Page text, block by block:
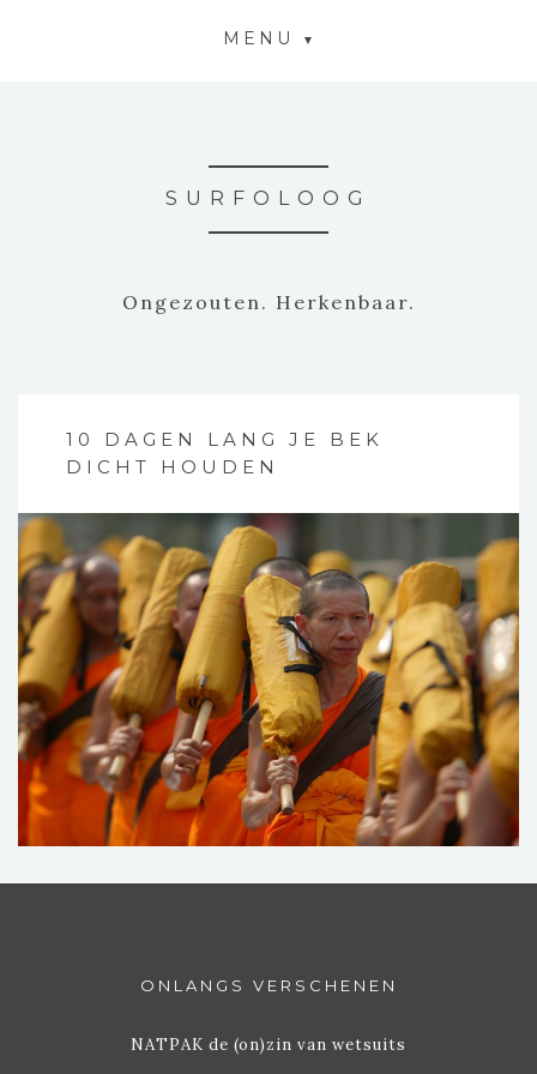
MENU
SURFOLOOG
Ongezouten. Herkenbaar.
10 DAGEN LANG JE BEK
DICHT HOUDEN
ONLANGS VERSCHENEN
NATPAK de (on)zin van wetsuits